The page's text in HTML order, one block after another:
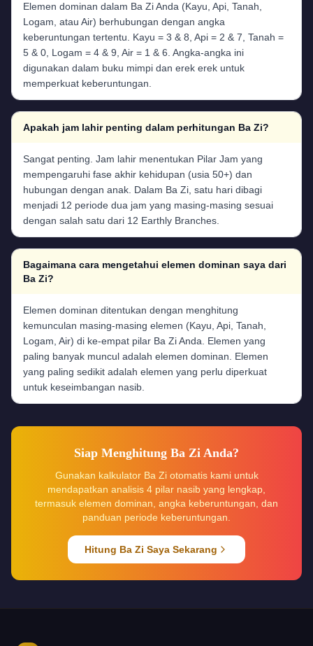
Elemen dominan dalam Ba Zi Anda (Kayu, Api, Tanah,
Logam, atau Air) berhubungan dengan angka
keberuntungan tertentu. Kayu = 3 & 8, Api = 2 & 7, Tanah =
5 & 0, Logam = 4 & 9, Air = 1 & 6. Angka-angka ini
digunakan dalam buku mimpi dan erek erek untuk
memperkuat keberuntungan.
Apakah jam lahir penting dalam perhitungan Ba Zi?
Sangat penting. Jam lahir menentukan Pilar Jam yang
mempengaruhi fase akhir kehidupan (usia 50+) dan
hubungan dengan anak. Dalam Ba Zi, satu hari dibagi
menjadi 12 periode dua jam yang masing-masing sesuai
dengan salah satu dari 12 Earthly Branches.
Bagaimana cara mengetahui elemen dominan saya dari
Ba Zi?
Elemen dominan ditentukan dengan menghitung
kemunculan masing-masing elemen (Kayu, Api, Tanah,
Logam, Air) di ke-empat pilar Ba Zi Anda. Elemen yang
paling banyak muncul adalah elemen dominan. Elemen
yang paling sedikit adalah elemen yang perlu diperkuat
untuk keseimbangan nasib.
Siap Menghitung Ba Zi Anda?
Gunakan kalkulator Ba Zi otomatis kami untuk
mendapatkan analisis 4 pilar nasib yang lengkap,
termasuk elemen dominan, angka keberuntungan, dan
panduan periode keberuntungan.
Hitung Ba Zi Saya Sekarang